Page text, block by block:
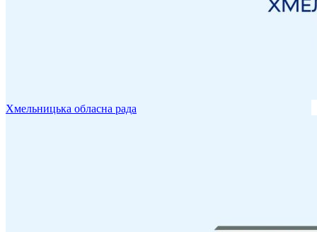
Хмельницька обласна рада